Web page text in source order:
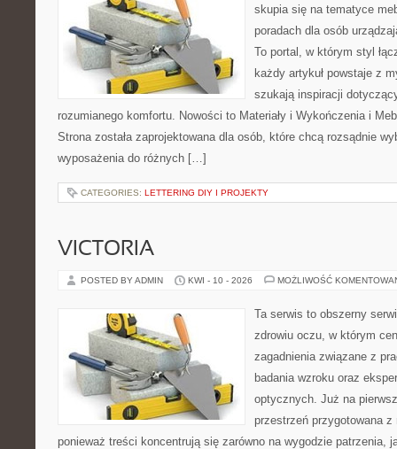
skupia się na tematyce
poradach dla osób
To portal, w którym styl
każdy artykuł powstaje z
szukają inspiracji
rozumianego komfortu. Nowości to Materiały i Wykończenia i
Strona została zaprojektowana dla osób, które chcą rozsądnie
wyposażenia do różnych […]
CATEGORIES: LETTERING DIY I PROJEKTY
VICTORIA
POSTED BY ADMIN KWI - 10 - 2026 MOŻLIWOŚĆ
Ta serwis to obszerny
zdrowiu oczu, w którym
zagadnienia związane z
badania wzroku oraz
optycznych. Już na
przestrzeń przygotowana
ponieważ treści koncentrują się zarówno na wygodzie patrzenia,